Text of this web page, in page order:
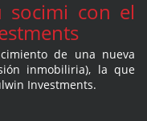
socimi con el
de una nueva
inmobiliria), la que
Investments.